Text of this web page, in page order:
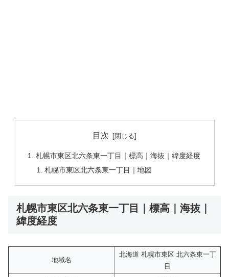
目次
札幌市東区北六条東一丁目｜標高｜海抜｜緯度経度
札幌市東区北六条東一丁目｜地図
札幌市東区北六条東一丁目｜標高｜海抜｜
緯度経度
地域名
北海道 札幌市東区 北六条東一丁
目